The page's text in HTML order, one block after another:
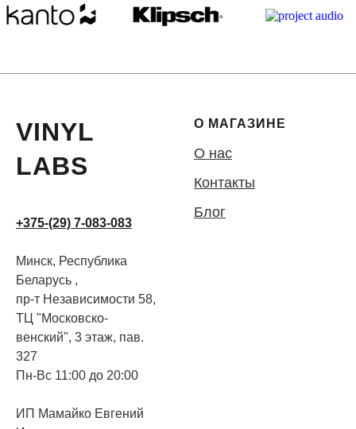
VINYL
LABS
+375-(29) 7-083-083
Минск, Республика
Беларусь ,
пр-т Независимости 58,
ТЦ "Московско-
венский", 3 этаж, пав.
327
Пн-Вс 11:00 до 20:00
ИП Мамайко Евгений
О МАГАЗИНЕ
О нас
Контакты
Блог